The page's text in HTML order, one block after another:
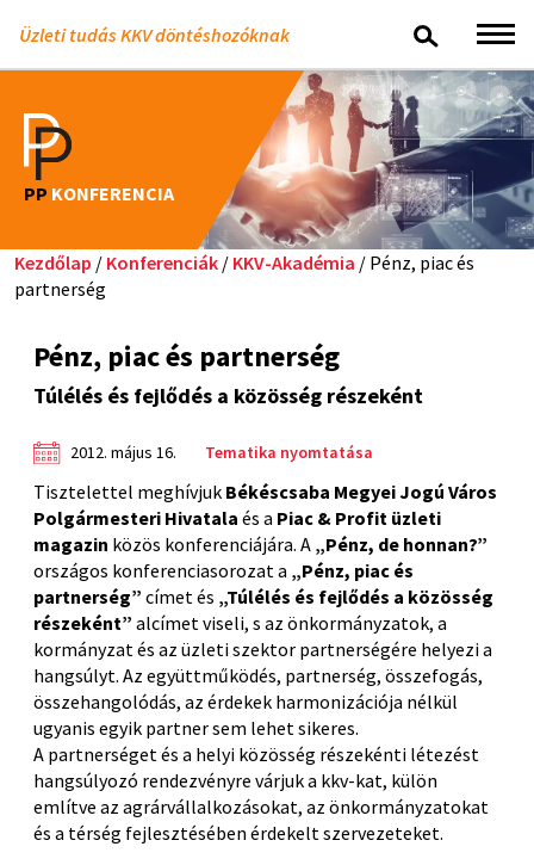
Üzleti tudás KKV döntéshozóknak
PP KONFERENCIA
Kezdőlap / Konferenciák / KKV-Akadémia / Pénz, piac és
partnerség
Pénz, piac és partnerség
Túlélés és fejlődés a közösség részeként
2012. május 16. Tematika nyomtatása
Tisztelettel meghívjuk Békéscsaba Megyei Jogú Város
Polgármesteri Hivatala és a Piac & Profit üzleti
magazin közös konferenciájára. A „Pénz, de honnan?”
országos konferenciasorozat a „Pénz, piac és
partnerség” címet és „Túlélés és fejlődés a közösség
részeként” alcímet viseli, s az önkormányzatok, a
kormányzat és az üzleti szektor partnerségére helyezi a
hangsúlyt. Az együttműködés, partnerség, összefogás,
összehangolódás, az érdekek harmonizációja nélkül
ugyanis egyik partner sem lehet sikeres.
A partnerséget és a helyi közösség részekénti létezést
hangsúlyozó rendezvényre várjuk a kkv-kat, külön
említve az agrárvállalkozásokat, az önkormányzatokat
és a térség fejlesztésében érdekelt szervezeteket.